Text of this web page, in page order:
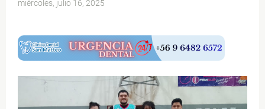
miércoles, julio 16, 2025